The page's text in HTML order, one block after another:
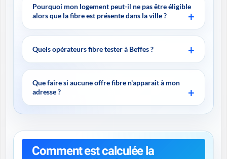
Pourquoi mon logement peut-il ne pas être éligible
alors que la fibre est présente dans la ville ?
Quels opérateurs fibre tester à Beffes ?
Que faire si aucune offre fibre n'apparaît à mon
adresse ?
Comment est calculée la